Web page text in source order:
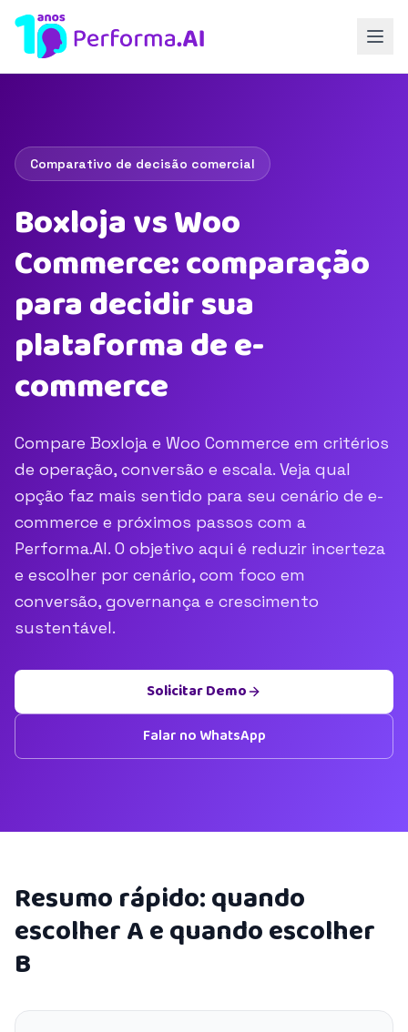
Comparativo de decisão comercial
Boxloja vs Woo
Commerce: comparação
para decidir sua
plataforma de e-
commerce
Compare Boxloja e Woo Commerce em critérios
de operação, conversão e escala. Veja qual
opção faz mais sentido para seu cenário de e-
commerce e próximos passos com a
Performa.AI. O objetivo aqui é reduzir incerteza
e escolher por cenário, com foco em
conversão, governança e crescimento
sustentável.
Solicitar Demo
Falar no WhatsApp
Resumo rápido: quando
escolher A e quando escolher
B